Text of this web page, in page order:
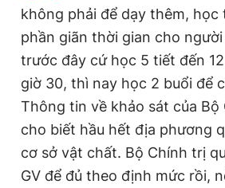
không phải để dạy thêm, học
phần giãn thời gian cho
trước đây cứ học 5 tiết đến
giờ 30, thì nay học 2 buổi để
Thông tin về khảo sát của Bộ
cho biết hầu hết địa phương
cơ sở vật chất. Bộ Chính trị
GV để đủ theo định mức rồi,